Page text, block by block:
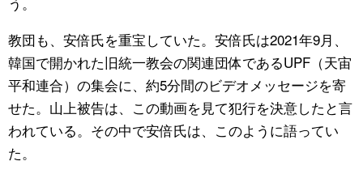
教団も、安倍氏を重宝していた。安倍氏は2021年9月、
韓国で開かれた旧統一教会の関連団体であるUPF（天宙
平和連合）の集会に、約5分間のビデオメッセージを寄
せた。山上被告は、この動画を見て犯行を決意したと言
われている。その中で安倍氏は、このように語ってい
た。